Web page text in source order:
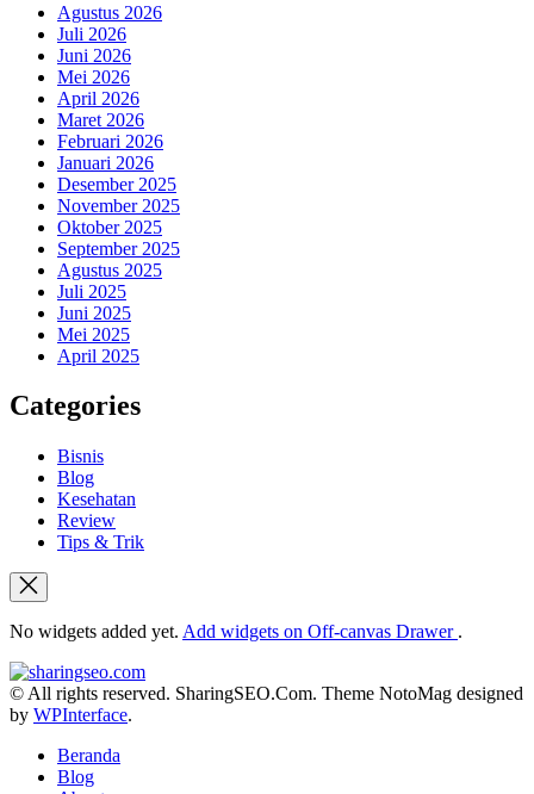
Agustus 2026
Juli 2026
Juni 2026
Mei 2026
April 2026
Maret 2026
Februari 2026
Januari 2026
Desember 2025
November 2025
Oktober 2025
September 2025
Agustus 2025
Juli 2025
Juni 2025
Mei 2025
April 2025
Categories
Bisnis
Blog
Kesehatan
Review
Tips & Trik
No widgets added yet. Add widgets on Off-canvas Drawer .
sharingseo.com
© All rights reserved. SharingSEO.Com. Theme NotoMag designed
by WPInterface.
Beranda
Blog